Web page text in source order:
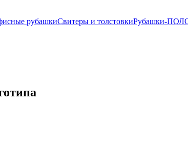
рубашкиСвитеры и толстовкиРубашки-